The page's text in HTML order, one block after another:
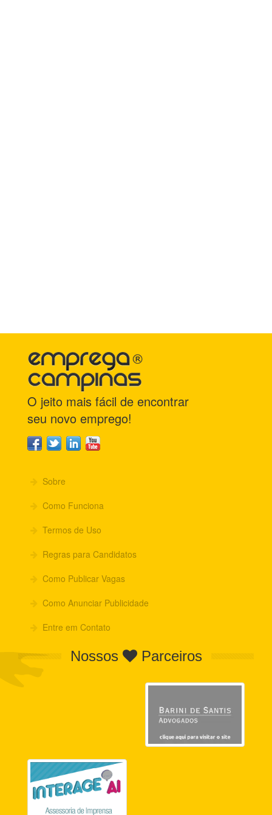
O jeito mais fácil de encontrar
seu novo emprego!
Sobre
Como Funciona
Termos de Uso
Regras para Candidatos
Como Publicar Vagas
Como Anunciar Publicidade
Entre em Contato
Nossos Parceiros